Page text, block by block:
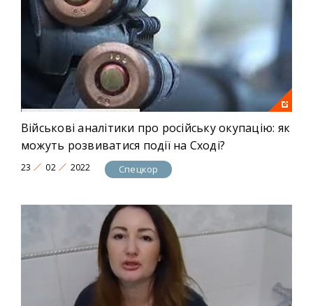
Військові аналітики про російську окупацію: як
можуть розвиватися події на Сході?
23 02 2022 Спецкор